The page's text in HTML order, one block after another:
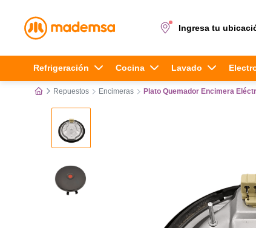
Ingresa tu
Términos más buscados
1. cocina 4 platos
lavadora
refrigerador
secadora
Refrigeración Cocina Lavado
Repuestos Encimeras Plato Quemador Encimera